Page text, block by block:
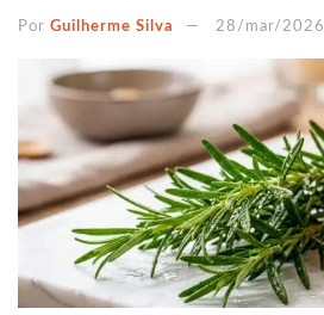
Por Guilherme Silva 28/mar/2026